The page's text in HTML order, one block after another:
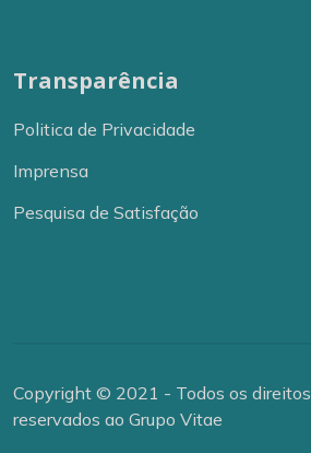
Transparência
Politica de Privacidade
Imprensa
Pesquisa de Satisfação
Copyright © 2021 - Todos os direitos
reservados ao Grupo Vitae